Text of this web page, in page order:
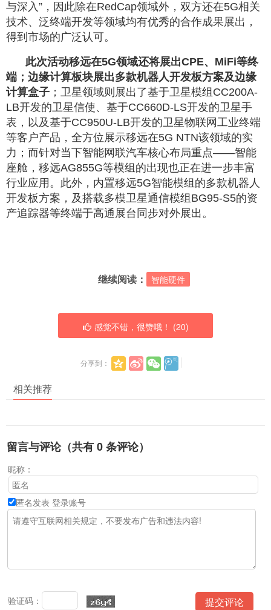
与深入”，因此除在RedCap领域外，双方还在5G相关
技术、泛终端开发等领域均有优秀的合作成果展出，
得到市场的广泛认可。
此次活动移远在5G领域还将展出CPE、MiFi等终
端；边缘计算板块展出多款机器人开发板方案及边缘
计算盒子 ；卫星领域则展出了基于卫星模组CC200A-
LB开发的卫星信使、基于CC660D-LS开发的卫星手
表，以及基于CC950U-LB开发的卫星物联网工业终端
等客户产品，全方位展示移远在5G NTN该领域的实
力；而针对当下智能网联汽车核心布局重点——智能
座舱，移远AG855G等模组的出现也正在进一步丰富
行业应用。此外，内置移远5G智能模组的多款机器人
开发板方案，及搭载多模卫星通信模组BG95-S5的资
产追踪器等终端于高通展台同步对外展出。
继续阅读： 智能硬件
感觉不错，很赞哦！ (20)
分享到：
相关推荐
留言与评论（共有0条评论）
昵称：
匿名发表 登录账号
验证码：